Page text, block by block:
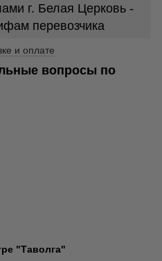
г. Белая Церковь -
перевозчика
и оплате
вопросы по
"Таволга"